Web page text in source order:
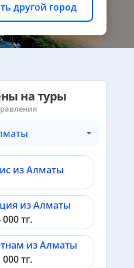
другой город
на туры
из Алматы
из Алматы
тг.
из Алматы
тг.